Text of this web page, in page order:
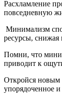
Расхламление
повседневную
Минимализм
ресурсы,
Помни, что
приводит к
Откройся новым
упорядоченное